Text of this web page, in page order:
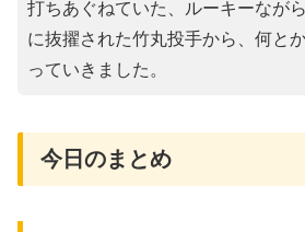
打ちあぐねていた、ルーキーなが
に抜擢された竹丸投手から、何と
っていきました。
今日のまとめ